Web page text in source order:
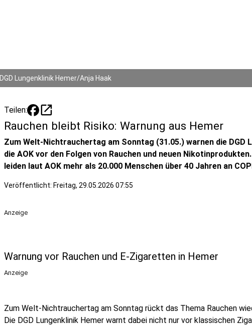
DGD Lungenklinik Hemer/Anja Haak
Teilen: open_in_new
Rauchen bleibt Risiko: Warnung aus Hemer
Zum Welt-Nichtrauchertag am Sonntag (31.05.) warnen die DGD
die AOK vor den Folgen von Rauchen und neuen
leiden laut AOK mehr als 20.000 Menschen über 40 Jahren an
Veröffentlicht: Freitag, 29.05.2026 07:55
Anzeige
Warnung vor Rauchen und E-Zigaretten in Hemer
Anzeige
Zum Welt-Nichtrauchertag am Sonntag rückt das Thema Rauchen
Die DGD Lungenklinik Hemer warnt dabei nicht nur vor klassischen